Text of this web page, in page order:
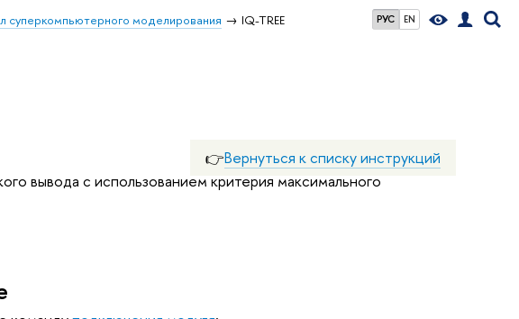
РУС EN
суперкомпьютерного моделирования IQ-TREE
👉Вернуться к списку инструкций
вывода с использованием критерия максимального